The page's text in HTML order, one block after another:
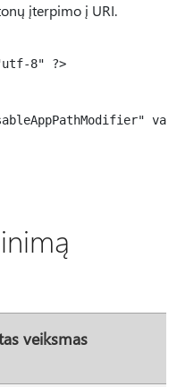
įterpimo į URI.
8" ?>
veiksmas